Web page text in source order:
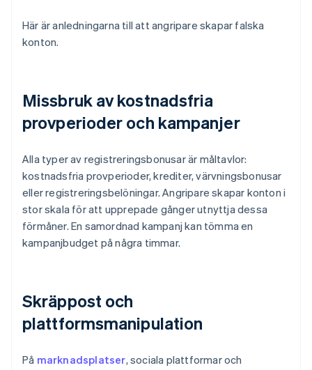
Här är anledningarna till att angripare skapar falska
konton.
Missbruk av kostnadsfria
provperioder och kampanjer
Alla typer av registreringsbonusar är måltavlor:
kostnadsfria provperioder, krediter, värvningsbonusar
eller registreringsbelöningar. Angripare skapar konton i
stor skala för att upprepade gånger utnyttja dessa
förmåner. En samordnad kampanj kan tömma en
kampanjbudget på några timmar.
Skräppost och
plattformsmanipulation
På marknadsplatser, sociala plattformar och